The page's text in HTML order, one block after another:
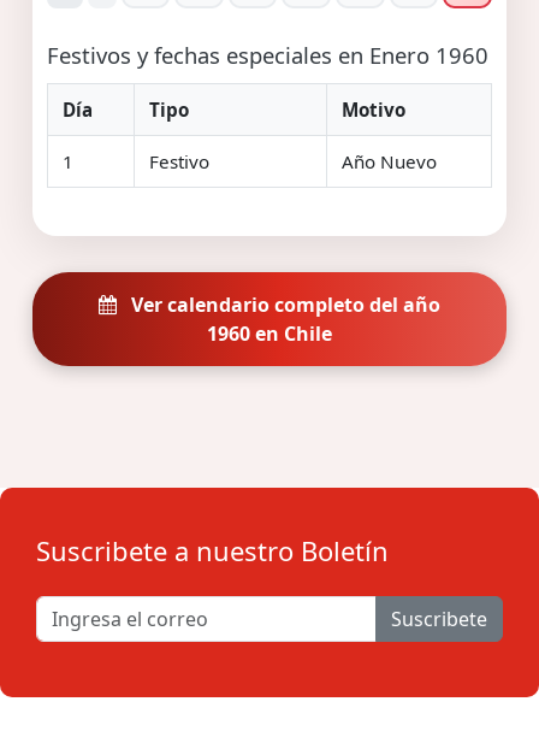
Festivos y fechas especiales en Enero 1960
Día Tipo Motivo
1 Festivo Año Nuevo
Ver calendario completo del año
1960 en Chile
Suscribete a nuestro Boletín
Suscribete